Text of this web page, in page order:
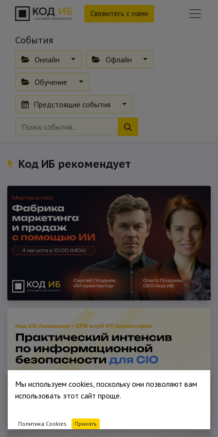
Свяжитесь с нами
События
Онлайн Офлайн
Обучение
Предстоящие события
Код ИБ рекомендует
Мы используем cookies, поскольку они позволяют вам
использовать этот сайт проще.
Политика Cookies Принять